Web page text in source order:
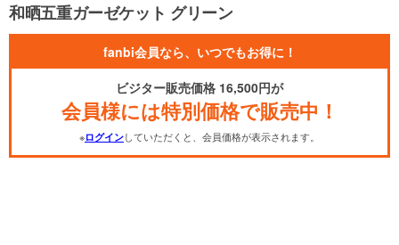
和晒五重ガーゼケット グリーン
fanbi会員なら、いつでもお得に！
ビジター販売価格 16,500円が
会員様には特別価格で販売中！
※ログインしていただくと、会員価格が表示されます。